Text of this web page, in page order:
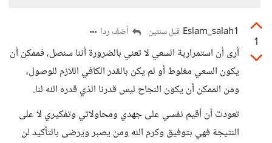
1
Eslam_salah1 قبل سنتين أضف ردا
أرى أن استمرارية السعي لا تعني بالضرورة أننا سنصل، فممكن أن
يكون السعي مغلوط أو لم يكن بالقدر الكافي اللازم للوصول،
ومن الممكن أن يكون النجاح ليس قدرنا الذي قدره الله لنا.
تعودت أن أقيم نفسي على جهدي ومحاولاتي وتفكيري لا على
النتيجة فهي بتوفيق وكرم الله ومن يصبر ويرضى بالتأكيد لن